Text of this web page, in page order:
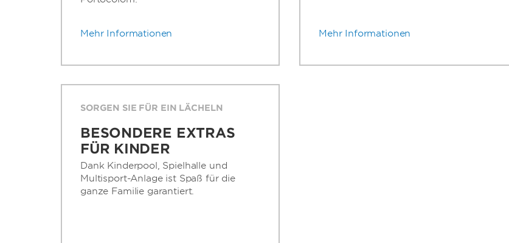
Mehr Informationen Mehr Informationen
SORGEN SIE FÜR EIN LÄCHELN
BESONDERE EXTRAS
FÜR KINDER
Dank Kinderpool, Spielhalle und
Multisport-Anlage ist Spaß für die
ganze Familie garantiert.